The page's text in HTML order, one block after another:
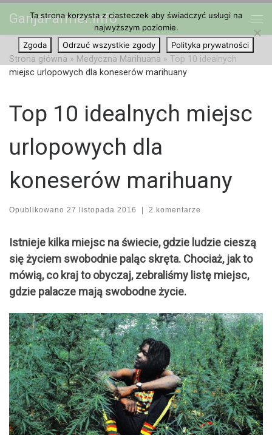
Przejdź do treści
GanjaFarmer.info
Strona główna » Medyczna Marihuana » Top 10 idealnych
miejsc urlopowych dla koneserów marihuany
Top 10 idealnych miejsc
urlopowych dla
koneserów marihuany
Opublikowano 27 listopada 2016 | 2 komentarze
Istnieje kilka miejsc na świecie, gdzie ludzie cieszą
się życiem swobodnie paląc skręta. Chociaż, jak to
mówią, co kraj to obyczaj, zebraliśmy listę miejsc,
gdzie palacze mają swobodne życie.
Ta strona korzysta z ciasteczek aby świadczyć usługi na
najwyższym poziomie.
Zgoda
Odrzuć wszystkie zgody Polityka prywatności